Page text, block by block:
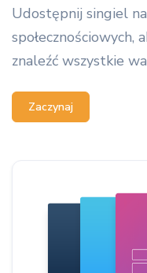
Udostępnij singiel
społecznościowych,
znaleźć wszystkie
Zaczynaj